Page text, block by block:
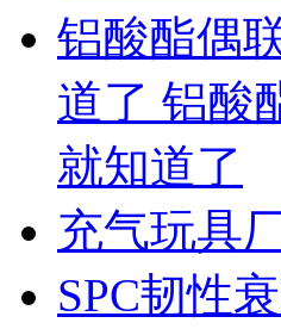
铝酸酯偶
道了 铝酸
就知道了
充气玩具
SPC韧性